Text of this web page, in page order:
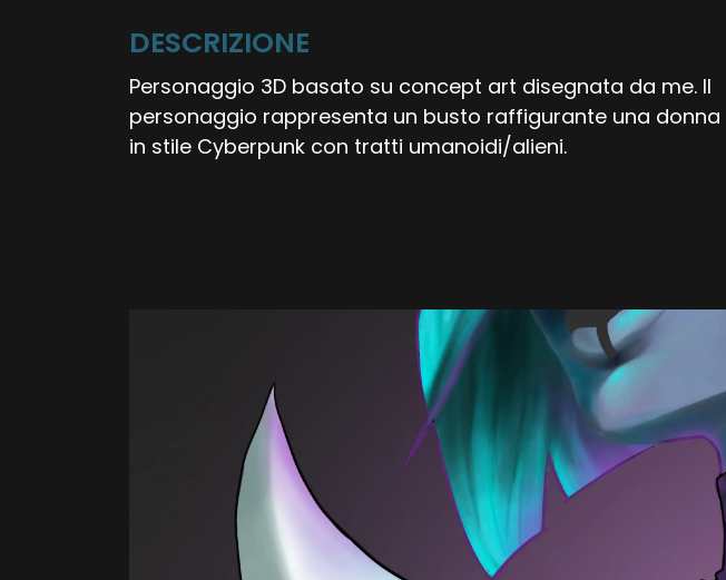
DESCRIZIONE
Personaggio 3D basato su concept art disegnata da me. Il
personaggio rappresenta un busto raffigurante una donna
in stile Cyberpunk con tratti umanoidi/alieni.